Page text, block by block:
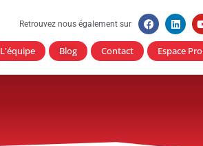
Retrouvez nous également sur
L'équipe Blog Contact Espace Pro